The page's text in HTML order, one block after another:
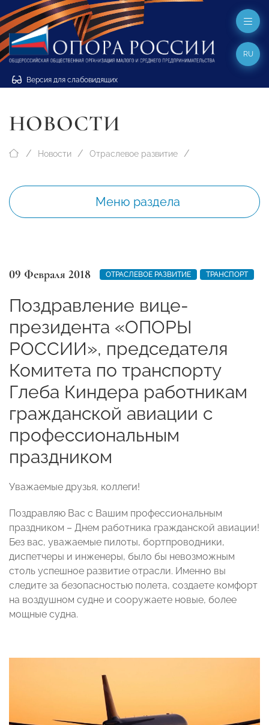
Версия для слабовидящих
RU
НОВОСТИ
Новости Отраслевое развитие
Меню раздела
09 Февраля 2018 ОТРАСЛЕВОЕ РАЗВИТИЕ ТРАНСПОРТ
Поздравление вице-
президента «ОПОРЫ
РОССИИ», председателя
Комитета по транспорту
Глеба Киндера работникам
гражданской авиации с
профессиональным
праздником
Уважаемые друзья, коллеги!
Поздравляю Вас с Вашим профессиональным
праздником – Днем работника гражданской авиации!
Без вас, уважаемые пилоты, бортпроводники,
диспетчеры и инженеры, было бы невозможным
столь успешное развитие отрасли. Именно вы
следите за безопасностью полета, создаете комфорт
на воздушном судне и сооружаете новые, более
мощные судна.